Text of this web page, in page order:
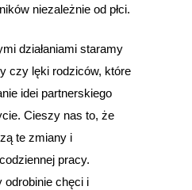
niezależnie od płci.
działaniami staramy
czy lęki rodziców, które
idei partnerskiego
Cieszy nas to, że
te zmiany i
pracy.
odrobinie chęci i